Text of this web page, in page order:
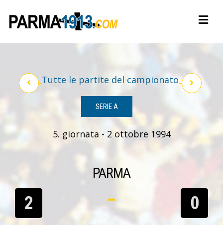
Tutte le partite del campionato
SERIE A
5. giornata - 2 ottobre 1994
PARMA
2 0